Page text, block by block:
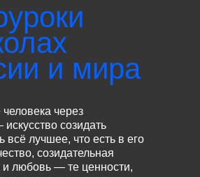
и мира
через
искусство созидать
всё лучшее, что есть в его
созидательная
и любовь — те ценности,